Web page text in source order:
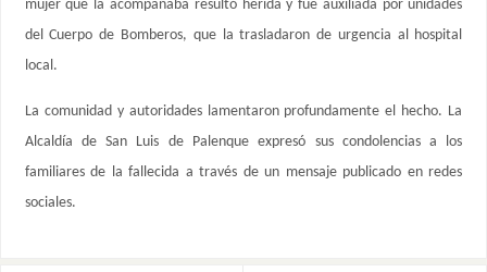
mujer que la acompañaba resultó herida y fue auxiliada por unidades
del Cuerpo de Bomberos, que la trasladaron de urgencia al hospital
local.
La comunidad y autoridades lamentaron profundamente el hecho. La
Alcaldía de San Luis de Palenque expresó sus condolencias a los
familiares de la fallecida a través de un mensaje publicado en redes
sociales.